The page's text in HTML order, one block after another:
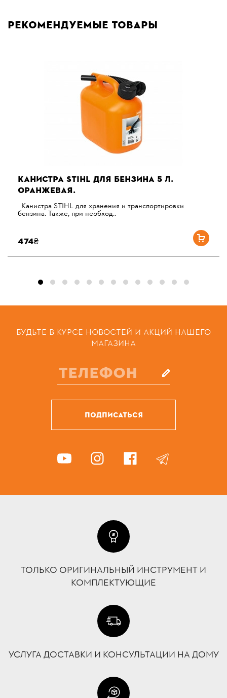
Рекомендуемые товары
КАНИСТРА STIHL ДЛЯ БЕНЗИНА 5 Л.
ОРАНЖЕВАЯ.
Канистра STIHL для хранения и транспортировки
бензина. Также, при необход..
474₴
БУДЬТЕ В КУРСЕ НОВОСТЕЙ И АКЦИЙ НАШЕГО
МАГАЗИНА
ПОДПИСАТЬСЯ
ТОЛЬКО ОРИГИНАЛЬНЫЙ ИНСТРУМЕНТ И
КОМПЛЕКТУЮЩИЕ
УСЛУГА ДОСТАВКИ И КОНСУЛЬТАЦИИ НА ДОМУ